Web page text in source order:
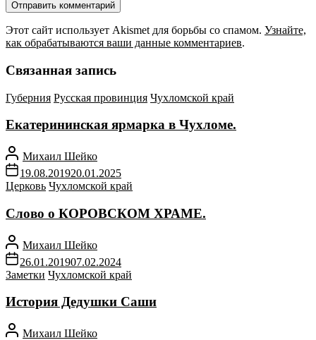
Этот сайт использует Akismet для борьбы со спамом. Узнайте,
как обрабатываются ваши данные комментариев.
Связанная запись
Губерния Русская провинция Чухломской край
Екатерининская ярмарка в Чухломе.
Михаил Шейко
19.08.201920.01.2025
Церковь Чухломской край
Слово о КОРОВСКОМ ХРАМЕ.
Михаил Шейко
26.01.201907.02.2024
Заметки Чухломской край
История Дедушки Саши
Михаил Шейко